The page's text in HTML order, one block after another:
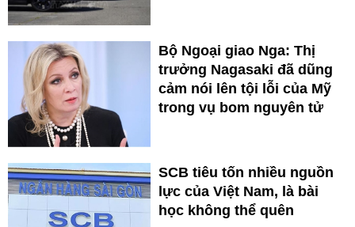
Bộ Ngoại giao Nga: Thị
trưởng Nagasaki đã dũng
cảm nói lên tội lỗi của Mỹ
trong vụ bom nguyên tử
SCB tiêu tốn nhiều nguồn
lực của Việt Nam, là bài
học không thể quên